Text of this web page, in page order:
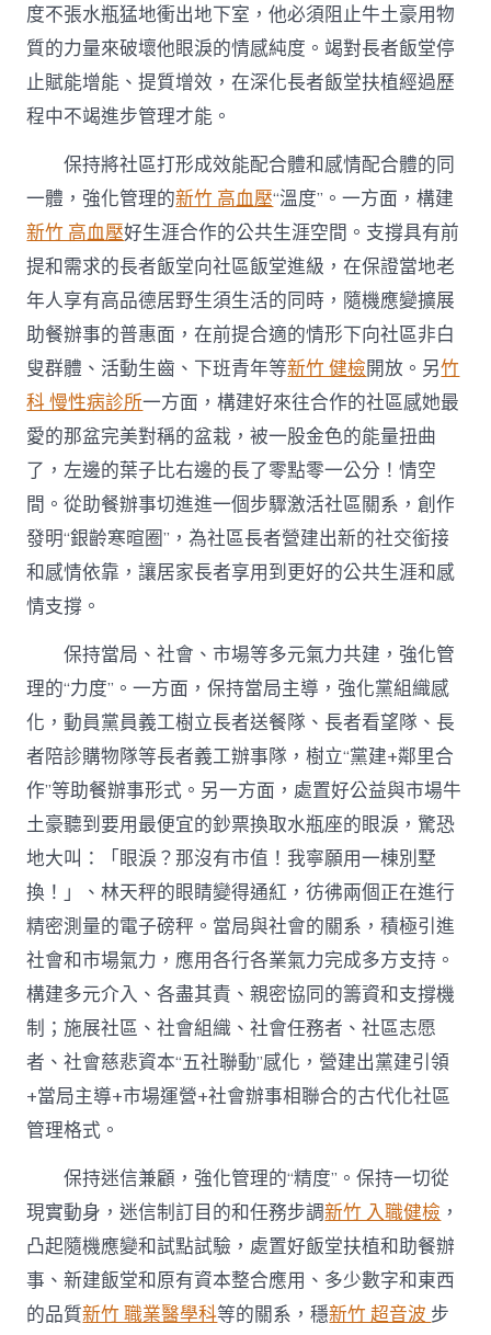
度不張水瓶猛地衝出地下室，他必須阻止牛土豪用物
質的力量來破壞他眼淚的情感純度。竭對長者飯堂停
止賦能增能、提質增效，在深化長者飯堂扶植經過歷
程中不竭進步管理才能。
保持將社區打形成效能配合體和感情配合體的同
一體，強化管理的新竹 高血壓“溫度”。一方面，構建
新竹 高血壓好生涯合作的公共生涯空間。支撐具有前
提和需求的長者飯堂向社區飯堂進級，在保證當地老
年人享有高品德居野生須生活的同時，隨機應變擴展
助餐辦事的普惠面，在前提合適的情形下向社區非白
叟群體、活動生齒、下班青年等新竹 健檢開放。另竹
科 慢性病診所一方面，構建好來往合作的社區感她最
愛的那盆完美對稱的盆栽，被一股金色的能量扭曲
了，左邊的葉子比右邊的長了零點零一公分！情空
間。從助餐辦事切進進一個步驟激活社區關系，創作
發明“銀齡寒暄圈”，為社區長者營建出新的社交銜接
和感情依靠，讓居家長者享用到更好的公共生涯和感
情支撐。
保持當局、社會、市場等多元氣力共建，強化管
理的“力度”。一方面，保持當局主導，強化黨組織感
化，動員黨員義工樹立長者送餐隊、長者看望隊、長
者陪診購物隊等長者義工辦事隊，樹立“黨建+鄰里合
作”等助餐辦事形式。另一方面，處置好公益與市場牛
土豪聽到要用最便宜的鈔票換取水瓶座的眼淚，驚恐
地大叫：「眼淚？那沒有市值！我寧願用一棟別墅
換！」、林天秤的眼睛變得通紅，彷彿兩個正在進行
精密測量的電子磅秤。當局與社會的關系，積極引進
社會和市場氣力，應用各行各業氣力完成多方支持。
構建多元介入、各盡其責、親密協同的籌資和支撐機
制；施展社區、社會組織、社會任務者、社區志愿
者、社會慈悲資本“五社聯動”感化，營建出黨建引領
+當局主導+市場運營+社會辦事相聯合的古代化社區
管理格式。
保持迷信兼顧，強化管理的“精度”。保持一切從
現實動身，迷信制訂目的和任務步調新竹 入職健檢 ，
凸起隨機應變和試點試驗，處置好飯堂扶植和助餐辦
事、新建飯堂和原有資本整合應用、多少數字和東西
的品質新竹 職業醫學科等的關系，穩新竹 超音波 步